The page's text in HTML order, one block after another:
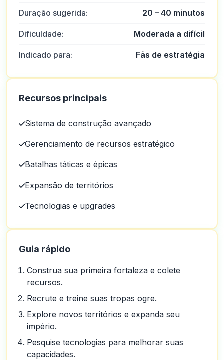
Duração sugerida: 20 – 40 minutos
Dificuldade: Moderada a difícil
Indicado para: Fãs de estratégia
Recursos principais
Sistema de construção avançado
Gerenciamento de recursos estratégico
Batalhas táticas e épicas
Expansão de territórios
Tecnologias e upgrades
Guia rápido
Construa sua primeira fortaleza e colete
recursos.
Recrute e treine suas tropas ogre.
Explore novos territórios e expanda seu
império.
Pesquise tecnologias para melhorar suas
capacidades.